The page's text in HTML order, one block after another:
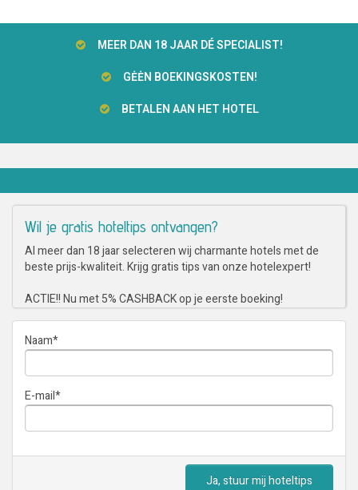
MEER DAN 18 JAAR DÉ SPECIALIST!
GĖĖN BOEKINGSKOSTEN!
BETALEN AAN HET HOTEL
Wil je gratis hoteltips ontvangen?
Al meer dan 18 jaar selecteren wij charmante hotels met de
beste prijs-kwaliteit. Krijg gratis tips van onze hotelexpert!
ACTIE!! Nu met 5% CASHBACK op je eerste boeking!
Naam*
E-mail*
Ja, stuur mij hoteltips